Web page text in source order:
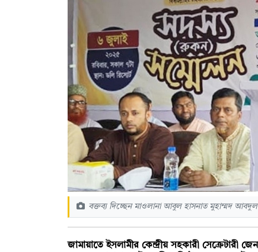
বক্তব্য দিচ্ছেন মাওলানা আবুল হাসনাত মুহাম্মদ
জামায়াতে ইসলামীর কেন্দ্রীয় সহকারী সেক্রেটারী